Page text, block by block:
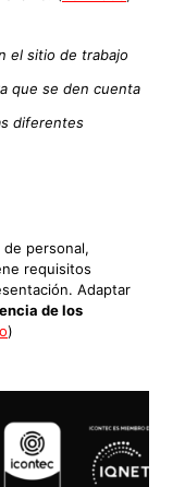
el sitio de trabajo
que se den cuenta
diferentes
personal,
requisitos
Adaptar
de los
)